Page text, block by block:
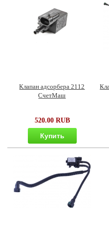
Клапан адсорбера 2112
СчетМаш
520.00 RUB
Купить